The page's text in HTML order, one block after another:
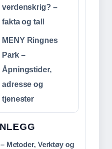
verdenskrig? –
fakta og tall
MENY Ringnes
Park –
Åpningstider,
adresse og
tjenester
Metoder, Verktøy og